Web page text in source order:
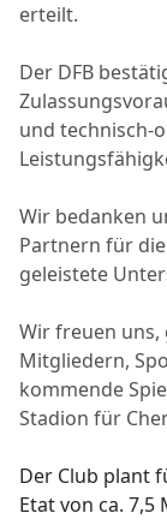
erteilt.
Der DFB
und technisch-
Wir bedanken
Partnern für
geleistete
Wir freuen uns,
Mitgliedern,
kommende
Stadion für
Der Club plant
Etat von ca. 7,5